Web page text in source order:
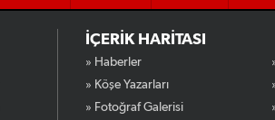
İÇERİK HARİTASI
» Haberler
» Köşe Yazarları
» Fotoğraf Galerisi